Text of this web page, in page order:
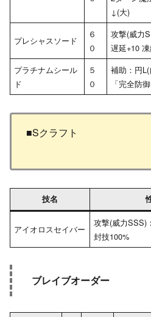
↓(大)
プレシャスソード
６
０
攻撃(威力
遅延+10
プラチナムシール
ド
５
０
補助：円
「完全防御
■Sクラフト
技名
アイオロスセイバー
攻撃(威力SSS)
封技100%
ブレイブオーダー